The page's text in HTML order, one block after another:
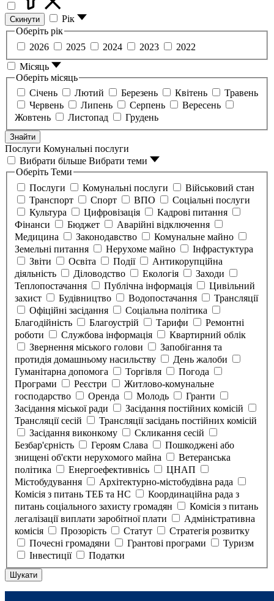
Скинути
Рік
Оберіть рік
2026
2025 2024 2023
2022
Місяць
Оберіть місяць
Січень
Лютий Березень Квітень
Травень
Червень
Липень Серпень
Вересень
Жовтень
Листопад Грудень
Знайти
Послуги Комунальні послуги
Вибрати більше Вибрати теми
Оберіть Теми
Послуги
Комунальні послуги
Військовий стан
Транспорт
Спорт ВПО
Соціальні послуги
Культура
Цифровізація
Кадрові питання
Фінанси
Бюджет
Аварійні відключення
Медицина
Законодавство
Комунальне майно
Земельні питання
Нерухоме майно
Інфрастуктура
Звіти
Освіта Події
Антикорупційна
діяльність
Діловодство Екологія
Заходи
Теплопостачання
Публічна інформація
Цивільний
захист
Будівництво Водопостачання
Трансляції
Офіційні засідання
Соціальна політика
Благодійність
Благоустрій Тарифи
Ремонтні
роботи
Службова інформація
Квартирний облік
Звернення міського голови
Запобігання та
протидія домашньому насильству
День жалоби
Гуманітарна допомога
Торгівля
Погода
Програми
Реєстри
Житлово-комунальне
господарство
Оренда Молодь
Гранти
Засідання міської ради
Засідання постійних комісій
Трансляції сесій
Трансляції засідань постійних комісій
Засідання виконкому
Скликання сесій
Безбар'єрність
Героям Слава
Пошкоджені або
знищені об'єкти нерухомого майна
Ветеранська
політика
Енергоефективнісь
ЦНАП
Містобудування
Архітектурно-містобудівна рада
Комісія з питань ТЕБ та НС
Координаційна рада з
питань соціального захисту громадян
Комісія з питань
легалізації виплати заробітної плати
Адміністративна
комісія
Прозорість Статут
Стратегія розвитку
Почесні громадяни
Грантові програми
Туризм
Інвестиції
Податки
Шукати